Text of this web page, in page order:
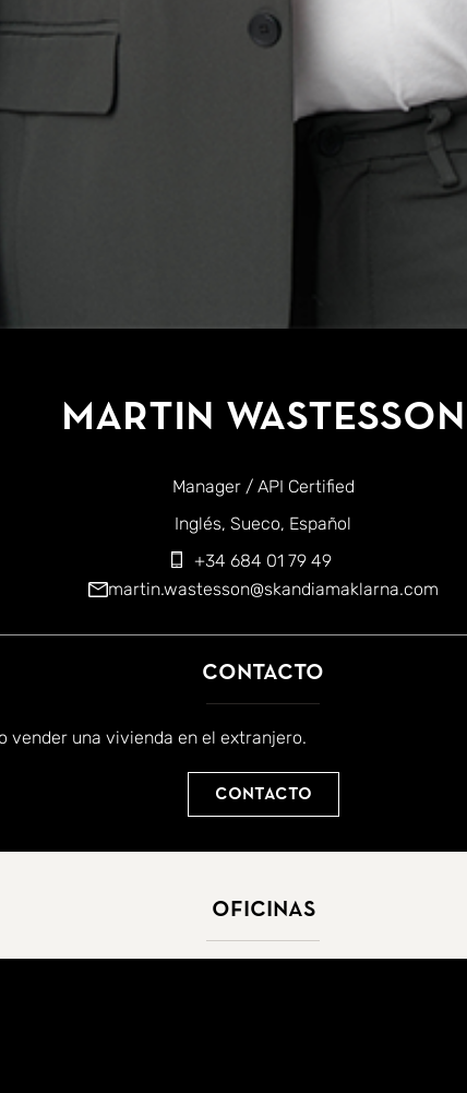
Martin Wastesson
Manager / API Certified
Inglés Sueco Español
+34 684 01 79 49
martin.wastesson@skandiamaklarna.com
Contacto
vender una vivienda en el extranjero.
Contacto
Oficinas